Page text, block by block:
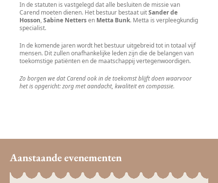
In de statuten is vastgelegd dat alle besluiten de missie van
Carend moeten dienen. Het bestuur bestaat uitSander de
Hosson,Sabine Nettersen Metta Bunk. Metta is verpleegkundig
specialist.
In de komende jaren wordt het bestuur uitgebreid tot in totaal vijf
mensen. Dit zullen onafhankelijke leden zijn die de belangen van
toekomstige patiënten en de maatschappij vertegenwoordigen.
Zo borgen we dat Carend ook in de toekomst blijft doen waarvoor
het is opgericht: zorg met aandacht, kwaliteit en compassie.
Aanstaande evenementen